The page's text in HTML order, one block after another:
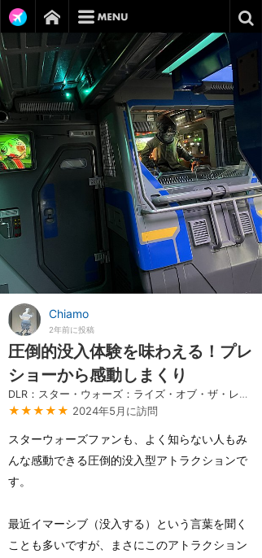
Chiamo
2年前に投稿
圧倒的没入体験を味わえる！プレ
ショーから感動しまくり
DLR：スター・ウォーズ：ライズ・オブ・ザ・レジスタンス
★★★★★ 2024年5月に訪問
スターウォーズファンも、よく知らない人もみ
んな感動できる圧倒的没入型アトラクションで
す。
最近イマーシブ（没入する）という言葉を聞く
ことも多いですが、まさにこのアトラクション